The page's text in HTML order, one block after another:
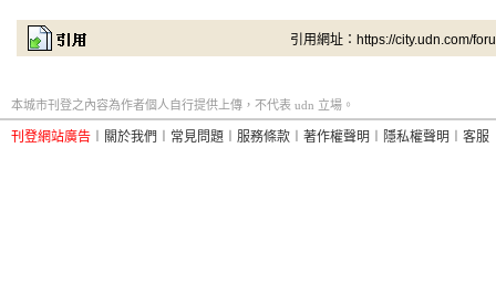
引用網址：https://city.udn.com/
本城市刊登之內容為作者個人自行提供上傳，不代表 udn 立場。
刊登網站廣告 關於我們 常見問題 服務條款 著作權聲明 隱私權聲明 客服